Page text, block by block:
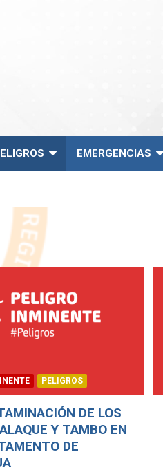
EMERGENCIAS
PELIGROS
DE LOS
Y TAMBO EN
DE